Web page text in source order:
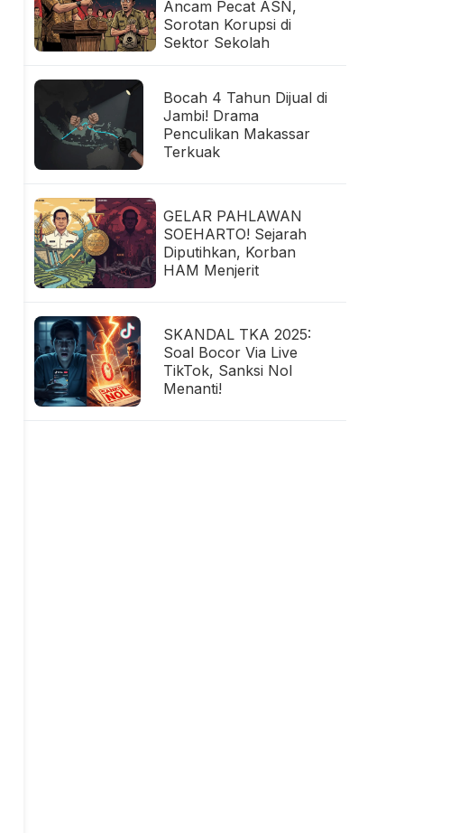
Ancam Pecat ASN,
Sorotan Korupsi di
Sektor Sekolah
Bocah 4 Tahun Dijual di
Jambi! Drama
Penculikan Makassar
Terkuak
GELAR PAHLAWAN
SOEHARTO! Sejarah
Diputihkan, Korban
HAM Menjerit
SKANDAL TKA 2025:
Soal Bocor Via Live
TikTok, Sanksi Nol
Menanti!